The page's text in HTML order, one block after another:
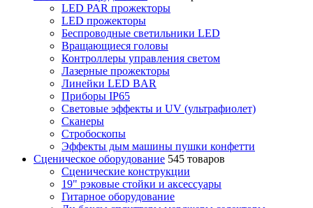
LED PAR прожекторы
LED прожекторы
Беспроводные светильники LED
Вращающиеся головы
Контроллеры управления светом
Лазерные прожекторы
Линейки LED BAR
Приборы IP65
Световые эффекты и UV (ультрафиолет)
Сканеры
Стробоскопы
Эффекты дым машины пушки конфетти
Сценическое оборудование 545 товаров
Сценические конструкции
19" рэковые стойки и аксесcуары
Гитарное оборудование